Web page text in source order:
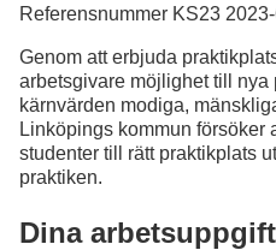
Referensnummer KS23
Genom att erbjuda
arbetsgivare möjlighet till nya
kärnvärden modiga,
Linköpings kommun försöker
studenter till rätt praktikplats
praktiken.
Dina